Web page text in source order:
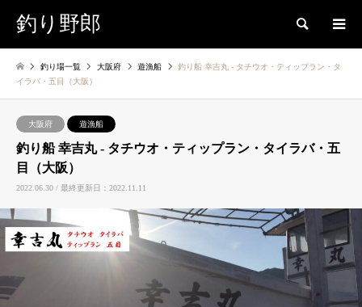
釣り野郎 検索
釣り場一覧 大阪府 遊漁船
釣り船 幸吉丸 ‐ タチウオ・ティップラン・タ
イラバ・五目（大阪）
大阪府 遊漁船
釣り船 幸吉丸 ‐ タチウオ・ティップラン・タイラバ・五
目（大阪）
2022.06.30 / 最終更新日：2022.11.11